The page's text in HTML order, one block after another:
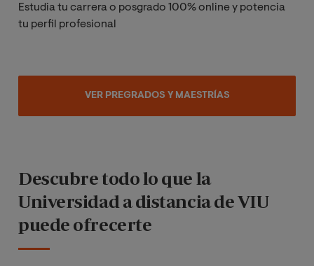
mirarlo
DESCUBRE CÓMO
Descubre todo lo que la
Universidad a distancia de VIU
puede ofrecerte